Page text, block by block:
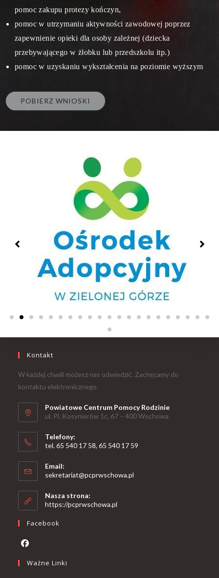
pomoc zakupu protezy kończyn,
pomoc w utrzymaniu aktywności zawodowej poprzez
zapewnienie opieki dla osoby zależnej (dziecka
przebywającego w żłobku lub przedszkolu itp.)
pomoc w uzyskaniu wykształcenia na poziomie wyższym
POBIERZ WNIOSKI
Kontakt
W każdej chwili możesz nas odwiedzić. Zachęcamy do
kontaktu elektronicznego.
Powiatowe Centrum Pomocy Rodzinie
ul. Pl. Kosynierów 1c, 67 – 400 Wschowa
Telefony:
tel. 65 540 17 58, 65 540 17 59
Email:
sekretariat@pcprwschowa.pl
Nasza strona:
https://pcprwschowa.pl
Facebook
Ważne Linki